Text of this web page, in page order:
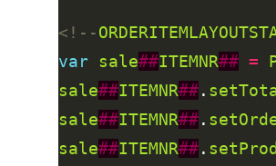
<!--
var sale##ITEMNR## =
sale##ITEMNR##.
sale##ITEMNR##.
sale##ITEMNR##.